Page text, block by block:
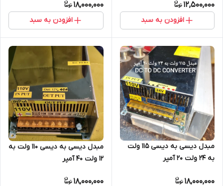
12,500,000
افزودن به سبد
18,000,000
افزودن به سبد
مبدل دیسی به دیسی ۱۱۵ ولت
به ۲۴ ولت ۲۰ آمپر
18,000,000
مبدل دیسی به دیسی ۱۱۰ ولت به
۱۲ ولت ۴۰ آمپر
18,000,000